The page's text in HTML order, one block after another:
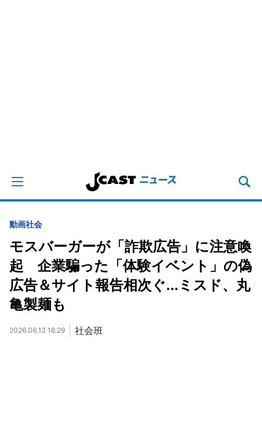
動画社会
モスバーガーが「詐欺広告」に注意喚
起 企業騙った「体験イベント」の偽
広告＆サイト報告相次ぐ...ミスド、丸
亀製麺も
2026.06.12 18:29 社会班